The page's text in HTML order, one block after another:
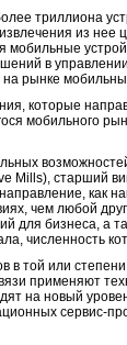
триллиона
из нее
в
на рынке
которые
мобильного
Mills), старший
как
чем любой
для бизнеса, а
численность
той или
применяют
на новый
сервис-